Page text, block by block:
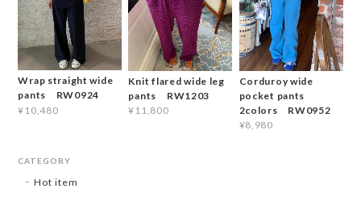
Wrap straight wide
pants RW0924
¥10,480
Knit flared wide leg
pants RW1203
¥11,800
Corduroy wide
pocket pants
2colors RW0952
¥8,980
CATEGORY
Hot item